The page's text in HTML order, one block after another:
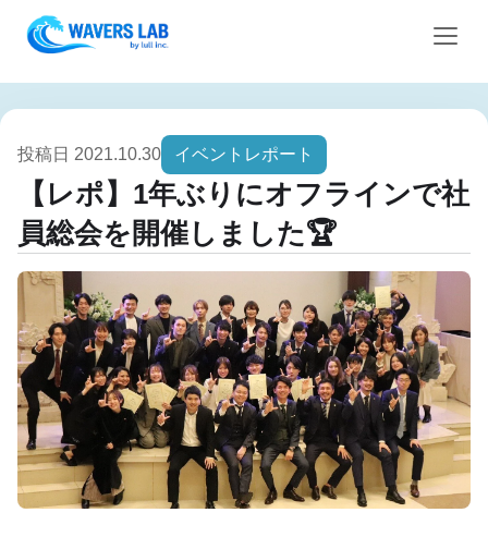
投稿日 2021.10.30 イベントレポート
【レポ】1年ぶりにオフラインで社
員総会を開催しました🏆